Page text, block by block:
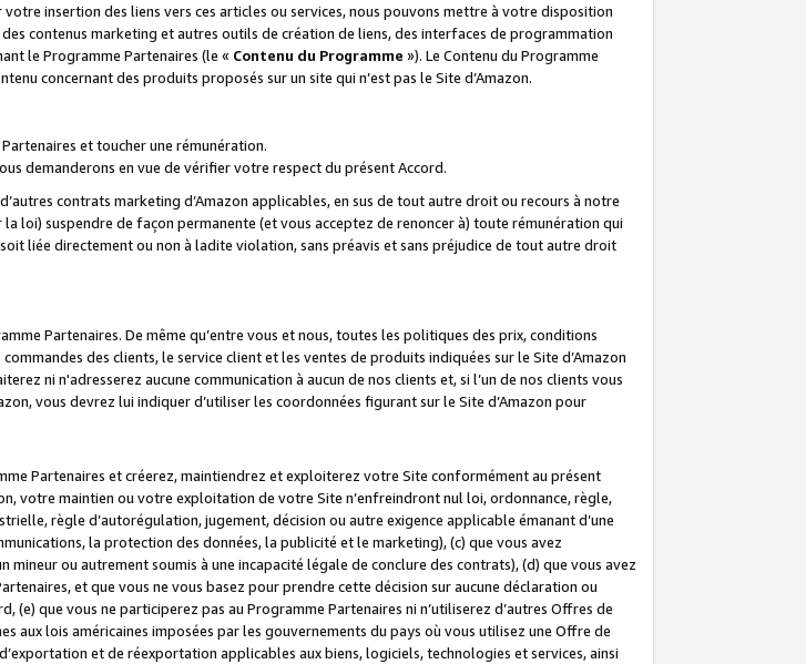
insertion des liens vers ces articles ou services, nous pouvons mettre à votre disposition
contenus marketing et autres outils de création de liens, des interfaces de programmation
le Programme Partenaires (le « Contenu du Programme »). Le Contenu du Programme
concernant des produits proposés sur un site qui n’est pas le Site d’Amazon.
et toucher une rémunération.
demanderons en vue de vérifier votre respect du présent Accord.
contrats marketing d’Amazon applicables, en sus de tout autre droit ou recours à notre
loi) suspendre de façon permanente (et vous acceptez de renoncer à) toute rémunération qui
liée directement ou non à ladite violation, sans préavis et sans préjudice de tout autre droit
Partenaires. De même qu’entre vous et nous, toutes les politiques des prix, conditions
des clients, le service client et les ventes de produits indiquées sur le Site d’Amazon
ni n'adresserez aucune communication à aucun de nos clients et, si l’un de nos clients vous
vous devrez lui indiquer d’utiliser les coordonnées figurant sur le Site d’Amazon pour
Partenaires et créerez, maintiendrez et exploiterez votre Site conformément au présent
votre maintien ou votre exploitation de votre Site n’enfreindront nul loi, ordonnance, règle,
règle d’autorégulation, jugement, décision ou autre exigence applicable émanant d’une
la protection des données, la publicité et le marketing), (c) que vous avez
ou autrement soumis à une incapacité légale de conclure des contrats), (d) que vous avez
et que vous ne vous basez pour prendre cette décision sur aucune déclaration ou
(e) que vous ne participerez pas au Programme Partenaires ni n’utiliserez d’autres Offres de
aux lois américaines imposées par les gouvernements du pays où vous utilisez une Offre de
et de réexportation applicables aux biens, logiciels, technologies et services, ainsi